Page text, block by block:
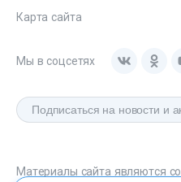
Карта сайта
Мы в соцсетях
Материалы сайта являются